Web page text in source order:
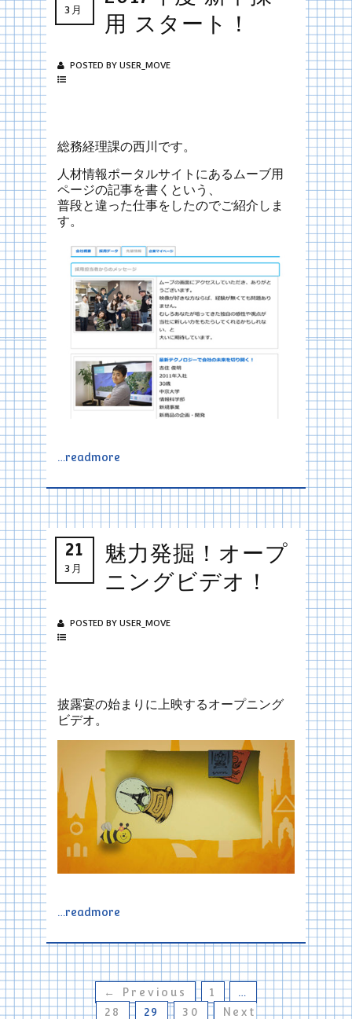
3月
用 スタート！
POSTED BY USER_MOVE
総務経理課の西川です。
人材情報ポータルサイトにあるムーブ用
ページの記事を書くという、
普段と違った仕事をしたのでご紹介しま
す。
…readmore
21
3月
魅力発掘！オープ
ニングビデオ！
POSTED BY USER_MOVE
披露宴の始まりに上映するオープニング
ビデオ。
…readmore
← Previous 1
…
28
29 30
Next